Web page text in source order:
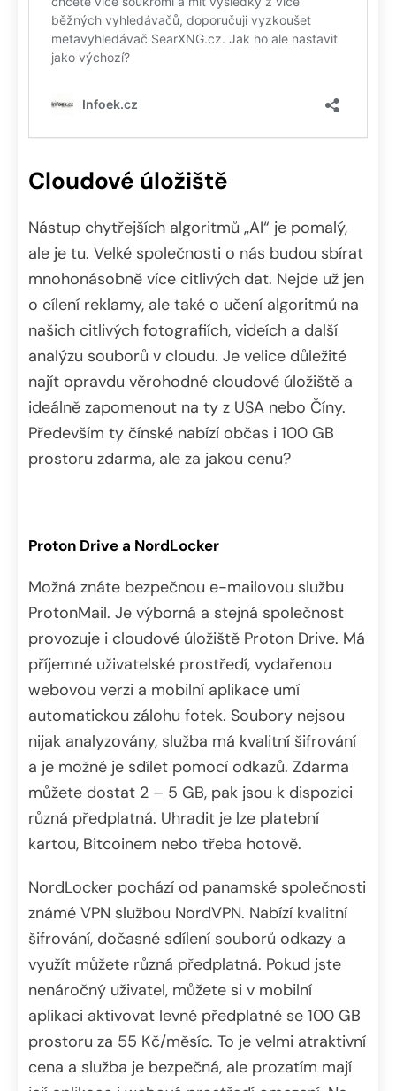
Cloudové úložiště
Nástup chytřejších algoritmů „AI“ je pomalý,
ale je tu. Velké společnosti o nás budou sbírat
mnohonásobně více citlivých dat. Nejde už jen
o cílení reklamy, ale také o učení algoritmů na
našich citlivých fotografiích, videích a další
analýzu souborů v cloudu. Je velice důležité
najít opravdu věrohodné cloudové úložiště a
ideálně zapomenout na ty z USA nebo Číny.
Především ty čínské nabízí občas i 100 GB
prostoru zdarma, ale za jakou cenu?
Proton Drive a NordLocker
Možná znáte bezpečnou e-mailovou službu
ProtonMail. Je výborná a stejná společnost
provozuje i cloudové úložiště Proton Drive. Má
příjemné uživatelské prostředí, vydařenou
webovou verzi a mobilní aplikace umí
automatickou zálohu fotek. Soubory nejsou
nijak analyzovány, služba má kvalitní šifrování
a je možné je sdílet pomocí odkazů. Zdarma
můžete dostat 2 – 5 GB, pak jsou k dispozici
různá předplatná. Uhradit je lze platební
kartou, Bitcoinem nebo třeba hotově.
NordLocker pochází od panamské společnosti
známé VPN službou NordVPN. Nabízí kvalitní
šifrování, dočasné sdílení souborů odkazy a
využít můžete různá předplatná. Pokud jste
nenáročný uživatel, můžete si v mobilní
aplikaci aktivovat levné předplatné se 100 GB
prostoru za 55 Kč/měsíc. To je velmi atraktivní
cena a služba je bezpečná, ale prozatím mají